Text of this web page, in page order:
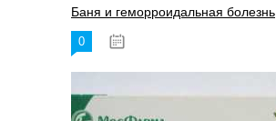
Баня и геморроидальная болезнь
0